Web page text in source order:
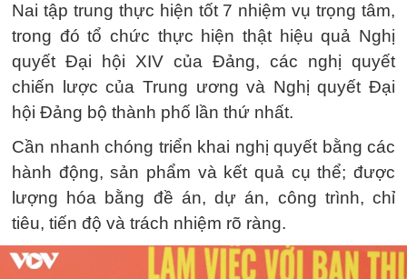
Nai tập trung thực hiện tốt 7 nhiệm vụ trọng tâm,
trong đó tổ chức thực hiện thật hiệu quả Nghị
quyết Đại hội XIV của Đảng, các nghị quyết
chiến lược của Trung ương và Nghị quyết Đại
hội Đảng bộ thành phố lần thứ nhất.
Cần nhanh chóng triển khai nghị quyết bằng các
hành động, sản phẩm và kết quả cụ thể; được
lượng hóa bằng đề án, dự án, công trình, chỉ
tiêu, tiến độ và trách nhiệm rõ ràng.